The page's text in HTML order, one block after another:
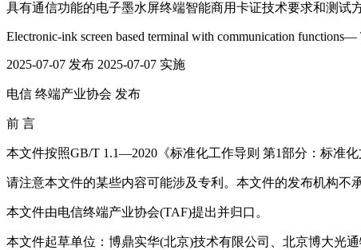
具有通信功能的电子墨水屏终端智能商用卡证技术要求和测试
Electronic-ink screen based terminal with communication functions—
2025-07-07 发布 2025-07-07 实施
电信 终端产业协会 发布
前 言
本文件按照GB/T 1.1—2020《标准化工作导则 第1部分：标准
请注意本文件的某些内容可能涉及专利。本文件的发布机构不
本文件由电信终端产业协会(TAF)提出并归口。
本文件起草单位：博鼎实华(北京)技术有限公司、北京博大光